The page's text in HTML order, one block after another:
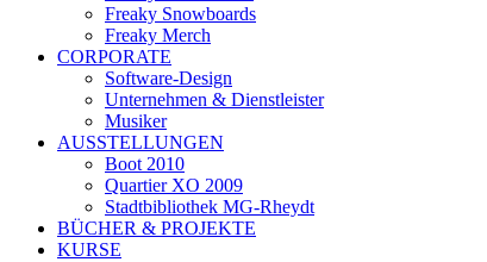
Freaky Snowboards
Freaky Merch
CORPORATE
Software-Design
Unternehmen & Dienstleister
Musiker
AUSSTELLUNGEN
Boot 2010
Quartier XO 2009
Stadtbibliothek MG-Rheydt
BÜCHER & PROJEKTE
KURSE